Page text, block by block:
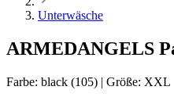
Unterwäsche
ARMEDANGELS
Farbe: black (105) | Größe: XXL